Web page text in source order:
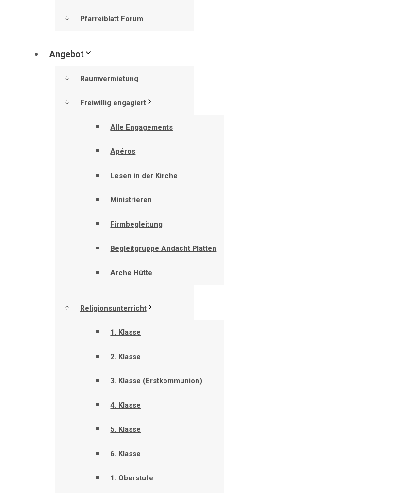
Pfarreiblatt Forum
Angebot
Raumvermietung
Freiwillig engagiert
Alle Engagements
Apéros
Lesen in der Kirche
Ministrieren
Firmbegleitung
Begleitgruppe Andacht Platten
Arche Hütte
Religionsunterricht
1. Klasse
2. Klasse
3. Klasse (Erstkommunion)
4. Klasse
5. Klasse
6. Klasse
1. Oberstufe